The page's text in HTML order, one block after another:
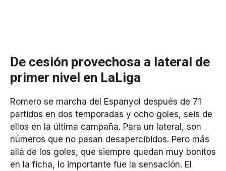
De cesión provechosa a lateral de
primer nivel en LaLiga
Romero se marcha del Espanyol después de 71
partidos en dos temporadas y ocho goles, seis de
ellos en la última campaña. Para un lateral, son
números que no pasan desapercibidos. Pero más
allá de los goles, que siempre quedan muy bonitos
en la ficha, lo importante fue la sensación. El